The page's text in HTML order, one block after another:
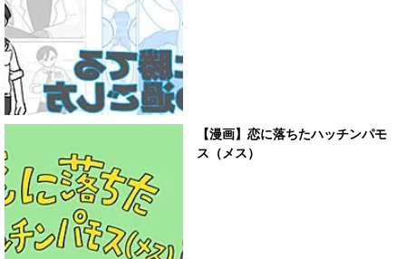
【漫画】恋に落ちたハッチンパモ
ス（メス）